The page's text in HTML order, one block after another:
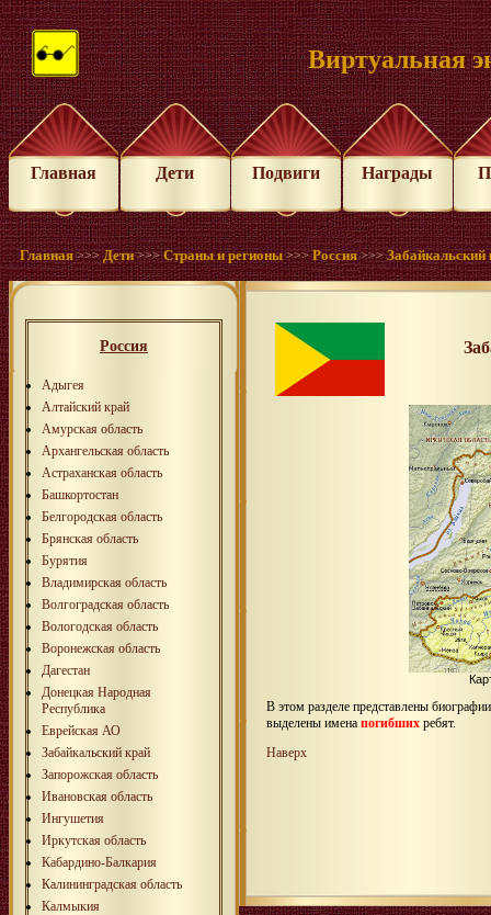
Виртуальная
Главная Дети Подвиги Награды
Главная >>>Дети >>>Страны и регионы >>>Россия >>>Забайкальский
Россия
Адыгея
Алтайский край
Амурская область
Архангельская область
Астраханская область
Башкортостан
Белгородская область
Брянская область
Бурятия
Владимирская область
Волгоградская область
Вологодская область
Воронежская область
Дагестан
Донецкая Народная
Республика
Еврейская АО
Забайкальский край
Запорожская область
Ивановская область
Ингушетия
Иркутская область
Кабардино-Балкария
Калининградская область
Калмыкия
В этом разделе представлены
выделены имена погибших ребят.
Наверх